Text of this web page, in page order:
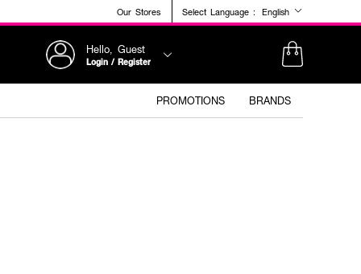
Our Stores Select Language : English
Hello, Guest
Login / Register
PROMOTIONS BRANDS